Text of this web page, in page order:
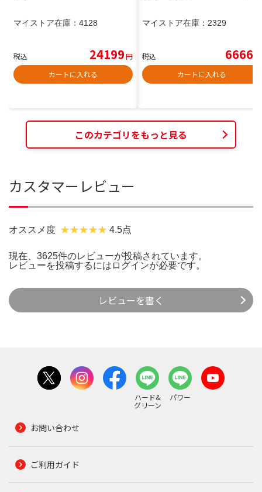
マイストア在庫： 4128
税込 24199円
カートに入れる
マイストア在庫： 2329
税込 6666
カートに入れる
このカテゴリをもっと見る
カスタマーレビュー
オススメ度 4.5点
現在、3625件のレビューが投稿されています。
レビューを投稿するには ログインが必要です。
レビューを書く
ハード&
グリーン
パワー
お問い合わせ
ご利用ガイド